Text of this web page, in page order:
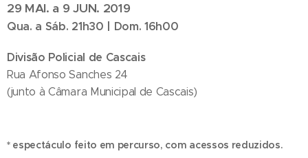
29 MAI. a 9 JUN. 2019
Qua. a Sáb. 21h30 | Dom. 16h00
Divisão Policial de Cascais
Rua Afonso Sanches 24
(junto à Câmara Municipal de Cascais)
* espectáculo feito em percurso, com acessos reduzidos.